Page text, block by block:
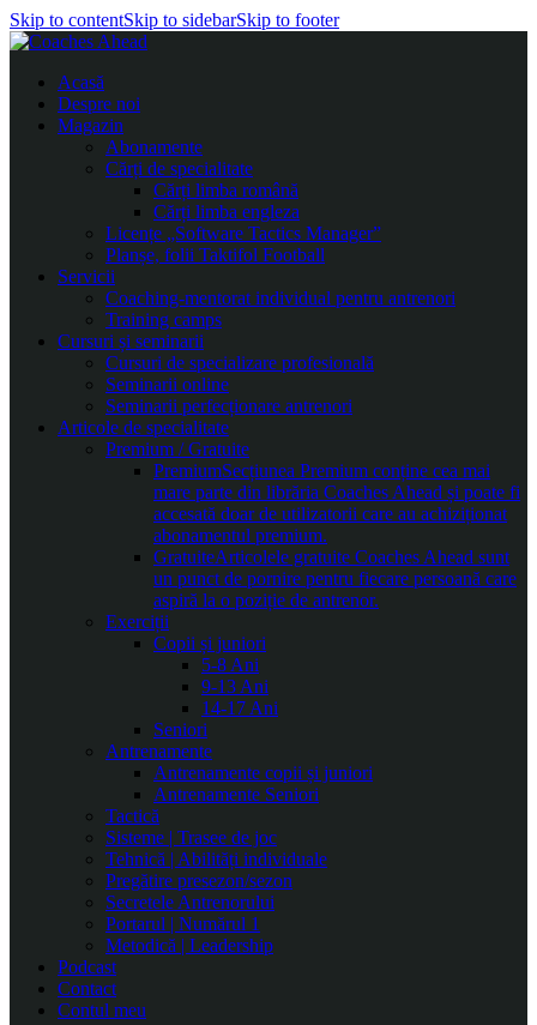
Skip to contentSkip to sidebarSkip to footer
Acasă
Despre noi
Magazin
Abonamente
Cărți de specialitate
Cărți limba română
Cărți limba engleza
Licențe „Software Tactics Manager”
Planșe, folii Taktifol Football
Servicii
Coaching-mentorat individual pentru antrenori
Training camps
Cursuri și seminarii
Cursuri de specializare profesională
Seminarii online
Seminarii perfecționare antrenori
Articole de specialitate
Premium / Gratuite
PremiumSecțiunea Premium conține cea mai
mare parte din librăria Coaches Ahead și poate fi
accesată doar de utilizatorii care au achiziționat
abonamentul premium.
GratuiteArticolele gratuite Coaches Ahead sunt
un punct de pornire pentru fiecare persoană care
aspiră la o poziție de antrenor.
Exerciții
Copii și juniori
5-8 Ani
9-13 Ani
14-17 Ani
Seniori
Antrenamente
Antrenamente copii și juniori
Antrenamente Seniori
Tactică
Sisteme | Trasee de joc
Tehnică | Abilități individuale
Pregătire presezon/sezon
Secretele Antrenorului
Portarul | Numărul 1
Metodică | Leadership
Podcast
Contact
Contul meu